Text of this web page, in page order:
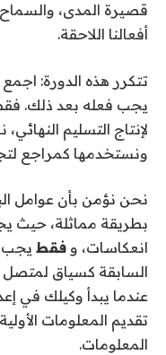
قصيرة المدى، والسماح
أفعالنا اللاحقة.
تتكرر هذه الدورة:
يجب فعله بعد ذلك.
لإنتاج التسليم
ونستخدمها كمراجع
نحن نؤمن بأن عوامل
بطريقة مماثلة، حيث
انعكاسات، و فقط يجب
السابقة كسياق لمتصل
عندما يبدأ وكيلك في
تقديم المعلومات
المعلومات.